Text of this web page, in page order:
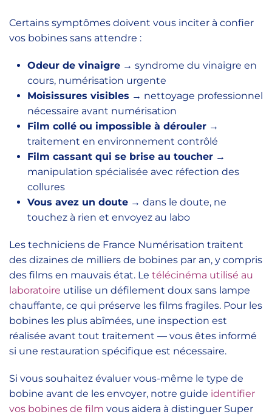
Certains symptômes doivent vous inciter à confier
vos bobines sans attendre :
Odeur de vinaigre → syndrome du vinaigre en
cours, numérisation urgente
Moisissures visibles → nettoyage professionnel
nécessaire avant numérisation
Film collé ou impossible à dérouler →
traitement en environnement contrôlé
Film cassant qui se brise au toucher →
manipulation spécialisée avec réfection des
collures
Vous avez un doute → dans le doute, ne
touchez à rien et envoyez au labo
Les techniciens de France Numérisation traitent
des dizaines de milliers de bobines par an, y compris
des films en mauvais état. Le télécinéma utilisé au
laboratoire utilise un défilement doux sans lampe
chauffante, ce qui préserve les films fragiles. Pour les
bobines les plus abîmées, une inspection est
réalisée avant tout traitement — vous êtes informé
si une restauration spécifique est nécessaire.
Si vous souhaitez évaluer vous-même le type de
bobine avant de les envoyer, notre guide identifier
vos bobines de film vous aidera à distinguer Super